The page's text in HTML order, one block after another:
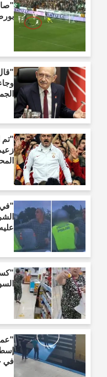
"قال
وجاء
"تم
زعيم
"في
عليه
"كسرت
في